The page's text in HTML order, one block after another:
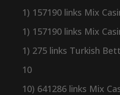
1) 157190 links Mix
1) 157190 links Mix
1) 275 links Turkish
10
10) 641286 links Mix